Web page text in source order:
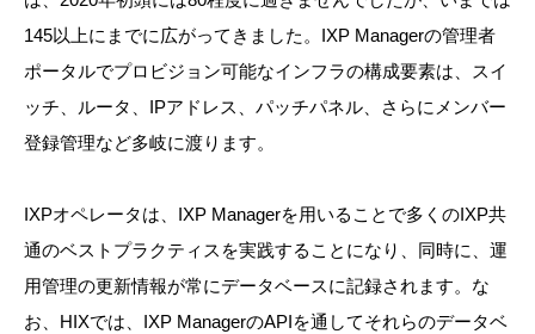
145以上にまでに広がってきました。IXP Managerの管理者
ポータルでプロビジョン可能なインフラの構成要素は、スイ
ッチ、ルータ、IPアドレス、パッチパネル、さらにメンバー
登録管理など多岐に渡ります。
IXPオペレータは、IXP Managerを用いることで多くのIXP共
通のベストプラクティスを実践することになり、同時に、運
用管理の更新情報が常にデータベースに記録されます。な
お、HIXでは、IXP ManagerのAPIを通してそれらのデータベ